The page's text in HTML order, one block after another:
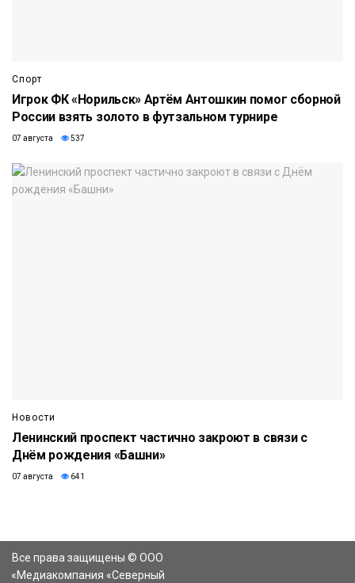
Спорт
Игрок ФК «Норильск» Артём Антошкин помог сборной
России взять золото в футзальном турнире
07 августа 537
Новости
Ленинский проспект частично закроют в связи с
Днём рождения «Башни»
07 августа 641
Все права защищены © ООО
«Медиакомпания «Северный